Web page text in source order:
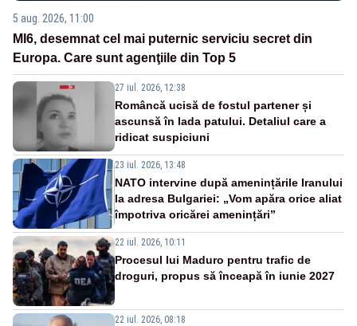
5 aug. 2026, 11:00
MI6, desemnat cel mai puternic serviciu secret din
Europa. Care sunt agenţiile din Top 5
27 iul. 2026, 12:38
Româncă ucisă de fostul partener și
ascunsă în lada patului. Detaliul care a
ridicat suspiciuni
23 iul. 2026, 13:48
NATO intervine după amenințările Iranului
la adresa Bulgariei: „Vom apăra orice aliat
împotriva oricărei amenințări”
22 iul. 2026, 10:11
Procesul lui Maduro pentru trafic de
droguri, propus să înceapă în iunie 2027
22 iul. 2026, 08:18